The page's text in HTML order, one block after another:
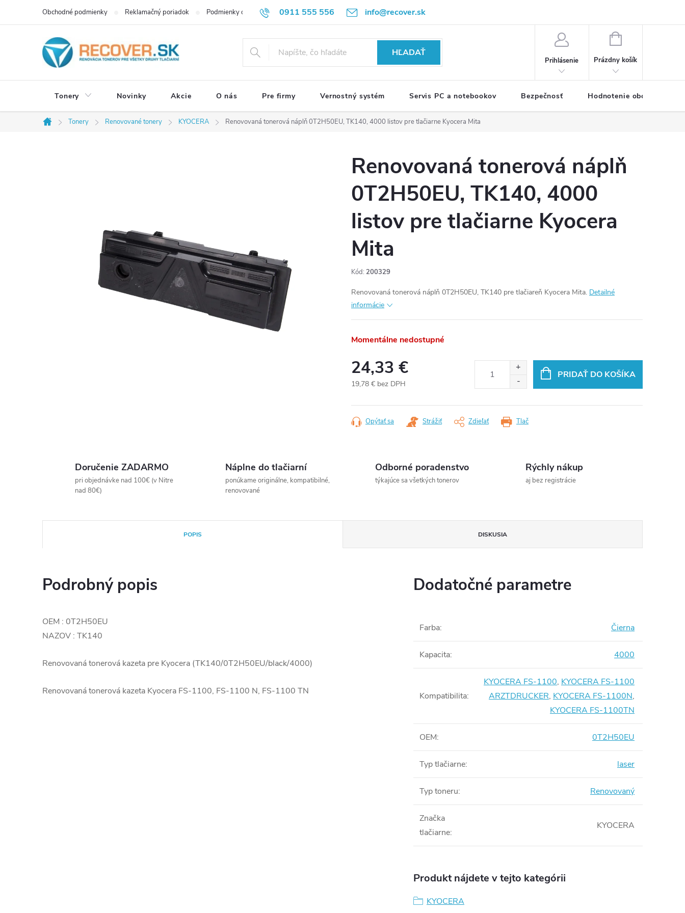
0911 555 556 info@recover.sk
Obchodné podmienky Reklamačný poriadok Podmienky ochrany osobných údajov Formulár na odstúpenie od zmluvy
HĽADAŤ
Prihlásenie
NÁKUPNÝ
Prázdny košík
Tonery Novinky Akcie O nás Pre firmy Vernostný systém Servis PC a notebookov Bezpečnosť Hodnotenie obchodu
Domov
Tonery Renovované tonery KYOCERA Renovovaná tonerová náplň 0T2H50EU, TK140, 4000 listov pre tlačiarne Kyocera Mita
Renovovaná tonerová náplň
0T2H50EU, TK140, 4000
listov pre tlačiarne Kyocera
Mita
Kód: 200329
Renovovaná tonerová náplň 0T2H50EU, TK140 pre tlačiareň Kyocera Mita. Detailné
informácie
Momentálne nedostupné
24,33 €
19,78 € bez DPH
cena:
PRIDAŤ DO KOŠÍKA
Tlač
Opýtať sa Strážiť Zdieľať
Doručenie ZADARMO
pri objednávke nad 100€ (v Nitre
nad 80€)
Náplne do tlačiarní
ponúkame originálne, kompatibilné,
renovované
Odborné poradenstvo
týkajúce sa všetkých tonerov
Rýchly nákup
aj bez registrácie
POPIS DISKUSIA
Podrobný popis
OEM : 0T2H50EU
NAZOV : TK140
Renovovaná tonerová kazeta pre Kyocera (TK140/0T2H50EU/black/4000)
Renovovaná tonerová kazeta Kyocera FS-1100, FS-1100 N, FS-1100 TN
Dodatočné parametre
Farba: Čierna
Kapacita: 4000
Kompatibilita:
KYOCERA FS-1100, KYOCERA FS-1100
ARZTDRUCKER, KYOCERA FS-1100N,
KYOCERA FS-1100TN
OEM: 0T2H50EU
Typ tlačiarne: laser
Typ toneru: Renovovaný
Značka
tlačiarne:
KYOCERA
Produkt nájdete v tejto kategórii
KYOCERA